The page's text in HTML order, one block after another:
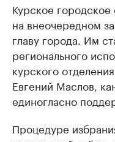
Курское
на внеочередном
главу города. Им
регионального
курского
Евгений Маслов,
единогласно
Процедуре